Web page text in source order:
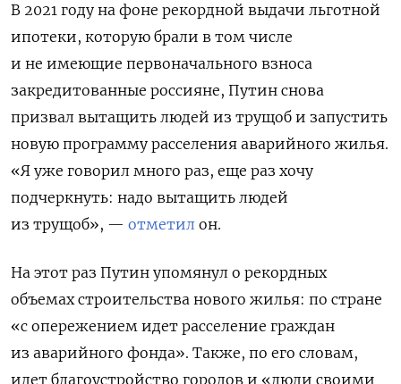
В 2021 году на фоне рекордной выдачи льготной
ипотеки, которую брали в том числе
и не имеющие первоначального взноса
закредитованные россияне, Путин снова
призвал вытащить людей из трущоб и запустить
новую программу расселения аварийного жилья.
«Я уже говорил много раз, еще раз хочу
подчеркнуть: надо вытащить людей
из трущоб», — отметил он.
На этот раз Путин упомянул о рекордных
объемах строительства нового жилья: по стране
«с опережением идет расселение граждан
из аварийного фонда». Также, по его словам,
идет благоустройство городов и «люди своими